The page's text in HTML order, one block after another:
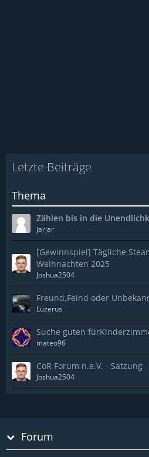
Letzte Beiträge
Thema
Zählen bis in die
jarjar
[Gewinnspiel] Tägliche
Weihnachten 2025
Joshua2504
Freund,Feind oder
Luzerus
Suche guten
mateo96
CoR Forum n.e.V. - Satzung
Joshua2504
Forum